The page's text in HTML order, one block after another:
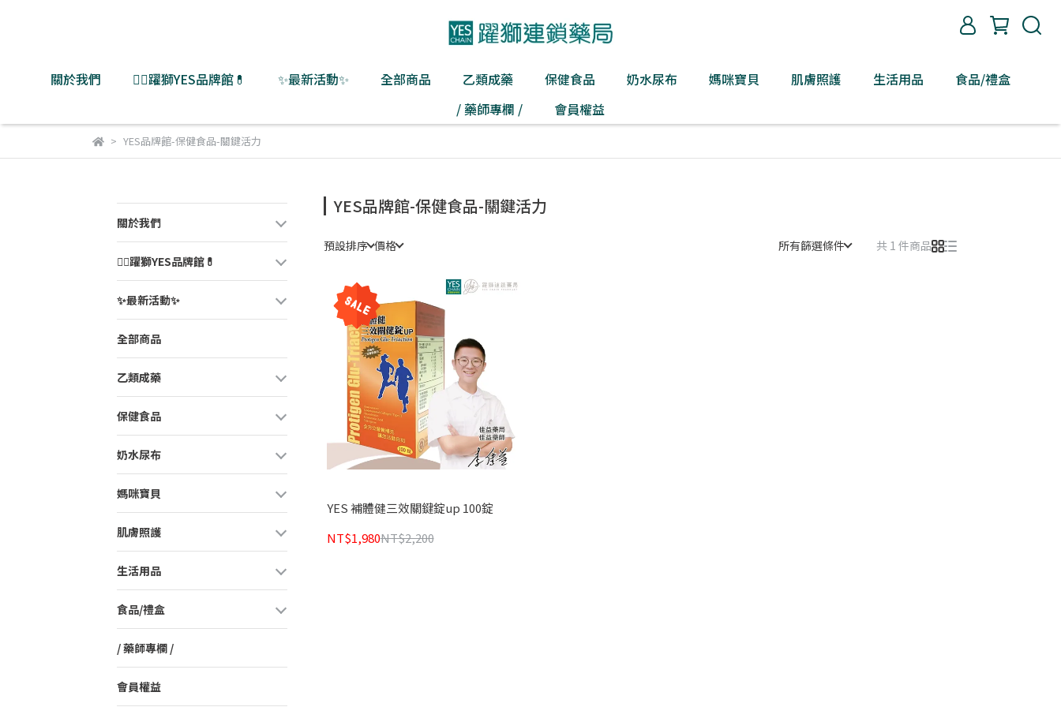
關於我們 👨‍⚕️躍獅YES品牌館💊 ✨最新活動✨ 全部商品 乙類成藥 保健食品 奶水尿布 媽咪寶貝 肌膚照護 生活用品
食品/禮盒
/ 藥師專欄 /
會員權益
YES品牌館-保健食品-關鍵活力
關於我們
👨‍⚕️躍獅YES品牌館💊
✨最新活動✨
全部商品
乙類成藥
保健食品
奶水尿布
媽咪寶貝
肌膚照護
生活用品
食品/禮盒
/ 藥師專欄 /
會員權益
YES品牌館-保健食品-關鍵活力
預設排序 價格 所有篩選條件 共 1 件商品
YES 補體健三效關鍵錠up 100錠
NT$1,980NT$2,200